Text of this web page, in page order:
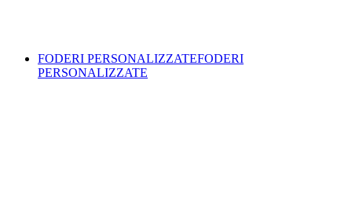
FODERI PERSONALIZZATEFODERI
PERSONALIZZATE